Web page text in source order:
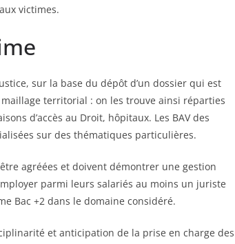
victimes.
sur la base du dépôt d’un dossier qui est
territorial : on les trouve ainsi réparties
d’accès au Droit, hôpitaux. Les BAV des
sur des thématiques particulières.
agréées et doivent démontrer une gestion
parmi leurs salariés au moins un juriste
Bac +2 dans le domaine considéré.
et anticipation de la prise en charge des